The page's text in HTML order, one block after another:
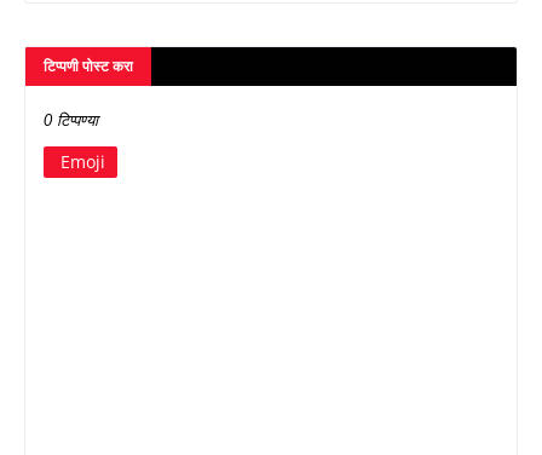
टिप्पणी पोस्ट करा
0 टिप्पण्या
Emoji